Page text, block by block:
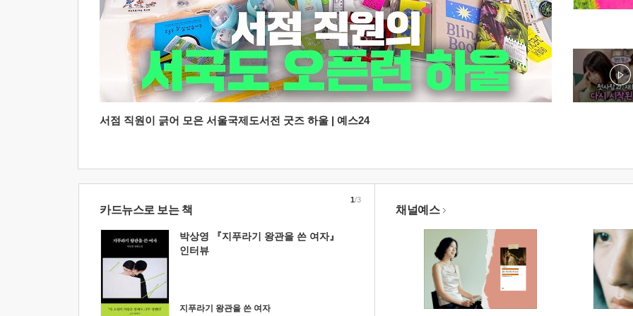
서점 직원이 긁어 모은 서울국제도서전 굿즈 하울 | 예스24
카드뉴스로 보는 책
박상영 『지푸라기 왕관을 쓴 여자』
인터뷰
지푸라기 왕관을 쓴 여자
1/3
채널예스